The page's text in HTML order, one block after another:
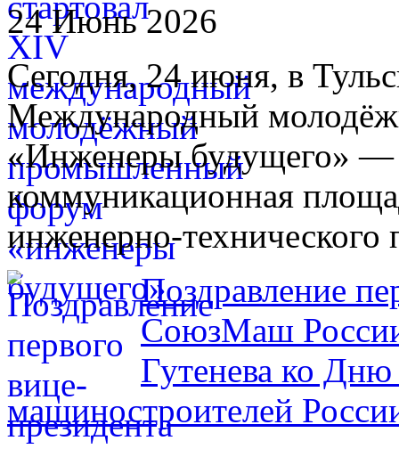
24 Июнь 2026
Сегодня, 24 июня, в
Международный
«Инженеры будущего» —
коммуникационная
инженерно-технического
Поздравление
СоюзМаш
Гутенева ко
машиностроителей